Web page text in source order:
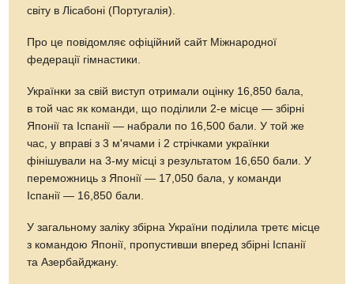
світу в Лісабоні (Португалія).
Про це повідомляє офіційний сайт Міжнародної
федерації гімнастики.
Українки за свій виступ отримали оцінку 16,850 бала,
в той час як команди, що поділили 2-е місце — збірні
Японії та Іспанії — набрали по 16,500 бали. У той же
час, у вправі з 3 м'ячами і 2 стрічками українки
фінішували на 3-му місці з результатом 16,650 бали. У
переможниць з Японії — 17,050 бала, у команди
Іспанії — 16,850 бали.
У загальному заліку збірна України поділила третє місце
з командою Японії, пропустивши вперед збірні Іспанії
та Азербайджану.